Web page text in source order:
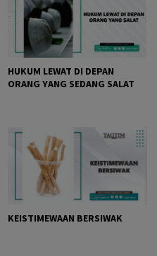
HUKUM LEWAT DI DEPAN
ORANG YANG SEDANG SALAT
KEISTIMEWAAN BERSIWAK